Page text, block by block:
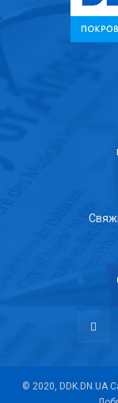
© 2020, DDK.DN.UA